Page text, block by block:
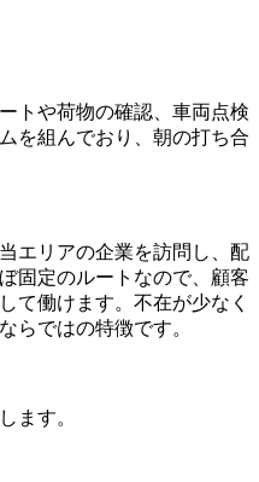
トや荷物の確認、車両点検
を組んでおり、朝の打ち合
エリアの企業を訪問し、配
固定のルートなので、顧客
て働けます。不在が少なく
らではの特徴です。
ます。